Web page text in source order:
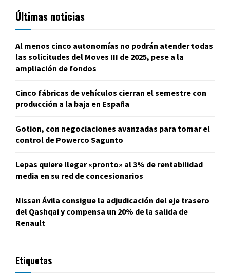
Últimas noticias
Al menos cinco autonomías no podrán atender todas
las solicitudes del Moves III de 2025, pese a la
ampliación de fondos
Cinco fábricas de vehículos cierran el semestre con
producción a la baja en España
Gotion, con negociaciones avanzadas para tomar el
control de Powerco Sagunto
Lepas quiere llegar «pronto» al 3% de rentabilidad
media en su red de concesionarios
Nissan Ávila consigue la adjudicación del eje trasero
del Qashqai y compensa un 20% de la salida de
Renault
Etiquetas